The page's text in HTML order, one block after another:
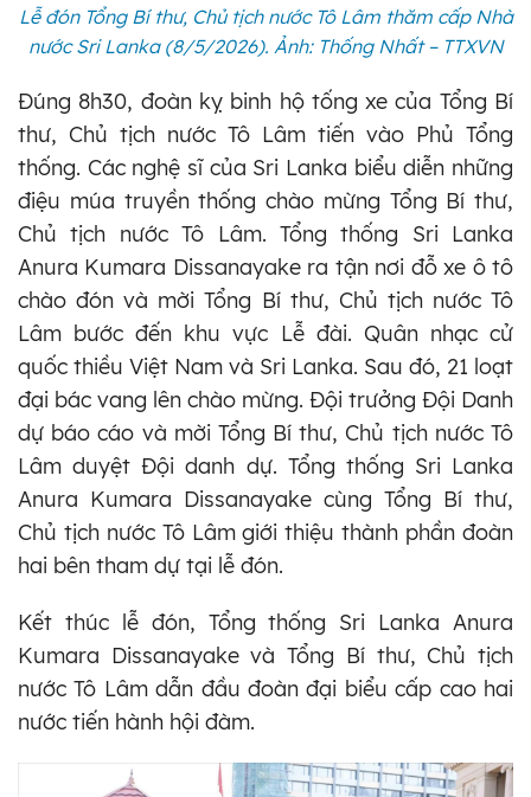
Lễ đón Tổng Bí thư, Chủ tịch nước Tô Lâm thăm cấp Nhà
nước Sri Lanka (8/5/2026). Ảnh: Thống Nhất – TTXVN
Đúng 8h30, đoàn kỵ binh hộ tống xe của Tổng Bí
thư, Chủ tịch nước Tô Lâm tiến vào Phủ Tổng
thống. Các nghệ sĩ của Sri Lanka biểu diễn những
điệu múa truyền thống chào mừng Tổng Bí thư,
Chủ tịch nước Tô Lâm. Tổng thống Sri Lanka
Anura Kumara Dissanayake ra tận nơi đỗ xe ô tô
chào đón và mời Tổng Bí thư, Chủ tịch nước Tô
Lâm bước đến khu vực Lễ đài. Quân nhạc cử
quốc thiều Việt Nam và Sri Lanka. Sau đó, 21 loạt
đại bác vang lên chào mừng. Đội trưởng Đội Danh
dự báo cáo và mời Tổng Bí thư, Chủ tịch nước Tô
Lâm duyệt Đội danh dự. Tổng thống Sri Lanka
Anura Kumara Dissanayake cùng Tổng Bí thư,
Chủ tịch nước Tô Lâm giới thiệu thành phần đoàn
hai bên tham dự tại lễ đón.
Kết thúc lễ đón, Tổng thống Sri Lanka Anura
Kumara Dissanayake và Tổng Bí thư, Chủ tịch
nước Tô Lâm dẫn đầu đoàn đại biểu cấp cao hai
nước tiến hành hội đàm.